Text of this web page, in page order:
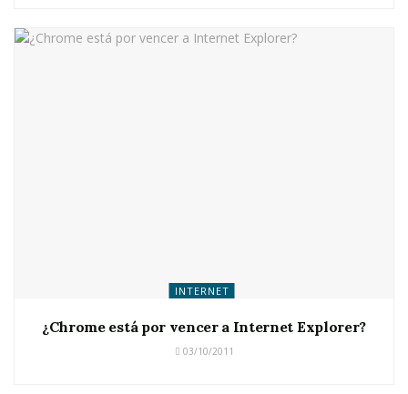
INTERNET
¿Chrome está por vencer a Internet Explorer?
03/10/2011